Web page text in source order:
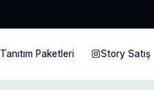
Tanıtım Paketleri Story Satış